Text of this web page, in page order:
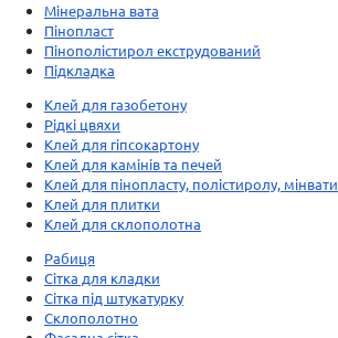
Мінеральна вата
Пінопласт
Пінополістирол екструдований
Підкладка
Клей для газобетону
Рідкі цвяхи
Клей для гіпсокартону
Клей для камінів та печей
Клей для пінопласту, полістиролу, мінвати
Клей для плитки
Клей для склополотна
Рабиця
Сітка для кладки
Сітка під штукатурку
Склополотно